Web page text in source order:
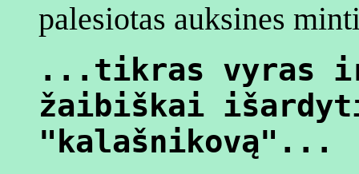
palesiotas auksines
...tikras vyras
žaibiškai
"kalašnikovą"...